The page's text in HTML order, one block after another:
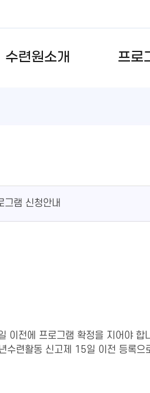
수련원소개 프로
그램 신청안내
이전에 프로그램 확정을 지어야 합
수련활동 신고제 15일 이전 등록으